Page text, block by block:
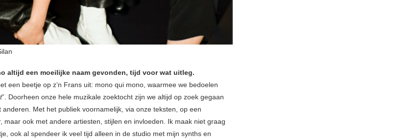
altijd een moeilijke naam gevonden, tijd voor wat uitleg.
een beetje op z’n Frans uit: mono qui mono, waarmee we bedoelen
”. Doorheen onze hele muzikale zoektocht zijn we altijd op zoek gegaan
anderen. Met het publiek voornamelijk, via onze teksten, op een
maar ook met andere artiesten, stijlen en invloeden. Ik maak niet graag
ook al spendeer ik veel tijd alleen in de studio met mijn synths en